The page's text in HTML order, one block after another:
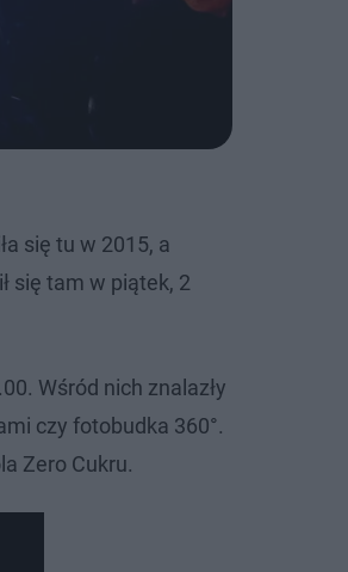
się tu w 2015, a
się tam w piątek, 2
Wśród nich znalazły
czy fotobudka 360°.
Zero Cukru.